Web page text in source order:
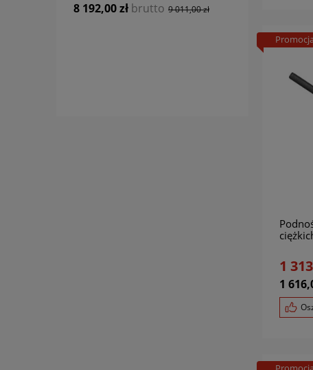
8 192,00 zł brutto 9 011,00 zł
1
1
Promocja